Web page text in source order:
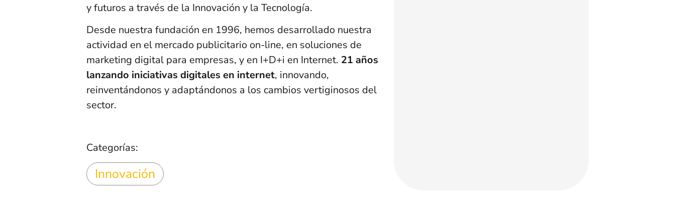
y futuros a través de la Innovación y la Tecnología.
Desde nuestra fundación en 1996, hemos desarrollado nuestra
actividad en el mercado publicitario on-line, en soluciones de
marketing digital para empresas, y en I+D+i en Internet. 21 años
lanzando iniciativas digitales en internet, innovando,
reinventándonos y adaptándonos a los cambios vertiginosos del
sector.
Categorías:
Innovación